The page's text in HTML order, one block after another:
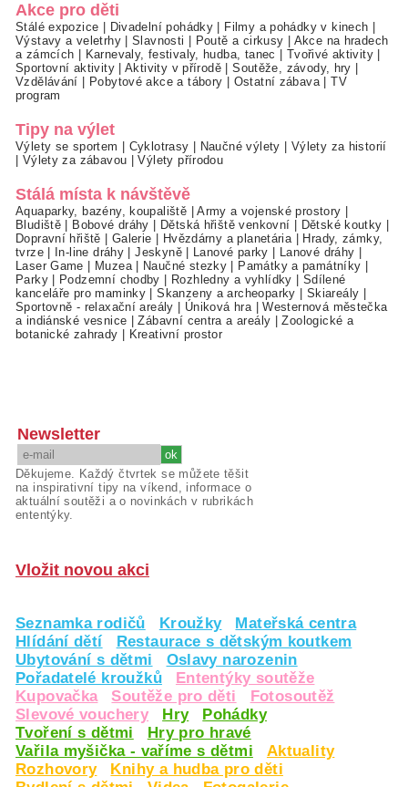
Akce pro děti
Stálé expozice Divadelní pohádky Filmy a pohádky v kinech
Výstavy a veletrhy|Slavnosti Poutě a cirkusy
Akce na hradech
a zámcích
Karnevaly, festivaly, hudba, tanec Tvořivé aktivity
Sportovní aktivity|Aktivity v přírodě |Soutěže, závody, hry
Vzdělávání
Pobytové akce a tábory Ostatní zábava|TV
program
Tipy na výlet
Výlety se sportem Cyklotrasy Naučné výlety
Výlety za historií
Výlety za zábavou |Výlety přírodou
Stálá místa k návštěvě
Aquaparky, bazény, koupaliště |Army a vojenské prostory
Bludiště
Bobové dráhy Dětská hřiště venkovní Dětské koutky
Dopravní hřiště
Galerie Hvězdárny a planetária|
Hrady, zámky,
tvrze| In-line dráhy |Jeskyně| Lanové parky Lanové dráhy
Laser Game
Muzea| Naučné stezky Památky a památníky
Parky| Podzemní chodby Rozhledny a vyhlídky
Sdílené
kanceláře pro maminky |Skanzeny a archeoparky Skiareály
Sportovně - relaxační areály
Úniková hra|Westernová městečka
a indiánské vesnice |Zábavní centra a areály |Zoologické a
botanické zahrady
Kreativní prostor
Newsletter
Děkujeme. Každý čtvrtek se můžete těšit
na inspirativní tipy na víkend, informace o
aktuální soutěži a o novinkách v rubrikách
ententýky.
Vložit novou akci
Seznamka rodičů Kroužky
Mateřská centra
Hlídání dětí
Restaurace s dětským koutkem
Ubytování s dětmi
Oslavy narozenin
Pořadatelé kroužků
Ententýky soutěže
Kupovačka
Soutěže pro děti
Fotosoutěž
Slevové vouchery
Hry
Pohádky
Tvoření s dětmi
Hry pro hravé
Vařila myšička - vaříme s dětmi
Aktuality
Rozhovory
Knihy a hudba pro děti